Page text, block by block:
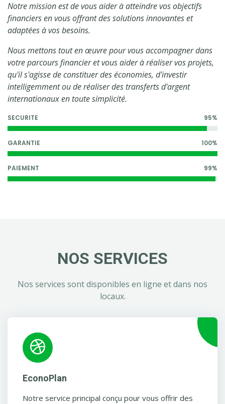
Notre mission est de vous aider à atteindre vos objectifs
financiers en vous offrant des solutions innovantes et
adaptées à vos besoins.
Nous mettons tout en œuvre pour vous accompagner dans
votre parcours financier et vous aider à réaliser vos projets,
qu'il s'agisse de constituer des économies, d'investir
intelligemment ou de réaliser des transferts d'argent
internationaux en toute simplicité.
SECURITE 95%
GARANTIE 100%
PAIEMENT 99%
NOS SERVICES
Nos services sont disponibles en ligne et dans nos
locaux.
EconoPlan
Notre service principal conçu pour vous offrir des